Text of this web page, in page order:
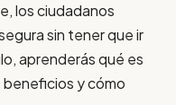
los ciudadanos
sin tener que ir
aprenderás qué es
beneficios y cómo